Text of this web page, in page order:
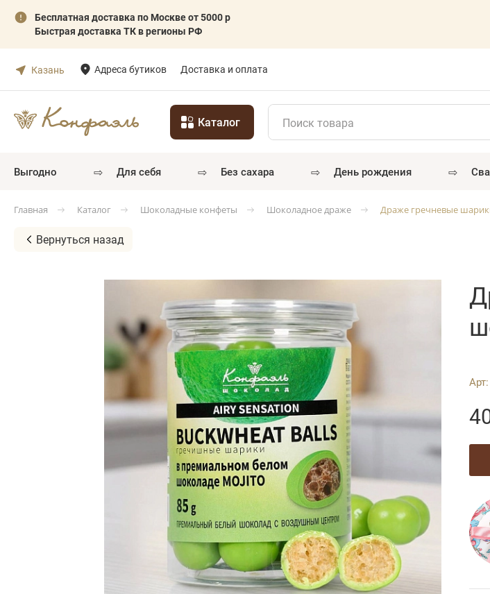
Бесплатная доставка по Москве от 5000 р
Быстрая доставка ТК в регионы РФ
Казань Адреса бутиков Доставка и оплата
Каталог
выгодно ⇨ для себя ⇨ без сахара ⇨ день рождения ⇨
Главная Каталог Шоколадные конфеты Шоколадное драже Драже гречневые
Вернуться назад
Арт: